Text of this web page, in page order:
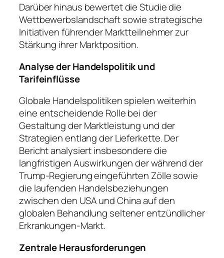
Darüber hinaus bewertet die Studie die
Wettbewerbslandschaft sowie strategische
Initiativen führender Marktteilnehmer zur
Stärkung ihrer Marktposition.
Analyse der Handelspolitik und
Tarifeinflüsse
Globale Handelspolitiken spielen weiterhin
eine entscheidende Rolle bei der
Gestaltung der Marktleistung und der
Strategien entlang der Lieferkette. Der
Bericht analysiert insbesondere die
langfristigen Auswirkungen der während der
Trump-Regierung eingeführten Zölle sowie
die laufenden Handelsbeziehungen
zwischen den USA und China auf den
globalen Behandlung seltener entzündlicher
Erkrankungen-Markt.
Zentrale Herausforderungen